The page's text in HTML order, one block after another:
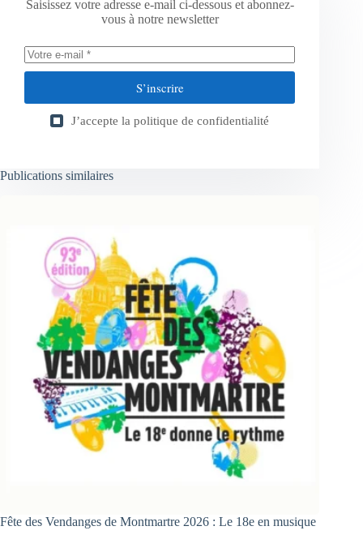
Saisissez votre adresse e-mail ci-dessous et abonnez-
vous à notre newsletter
S’inscrire
J’accepte la politique de confidentialité
Publications similaires
Fête des Vendanges de Montmartre 2026 : Le 18e en musique